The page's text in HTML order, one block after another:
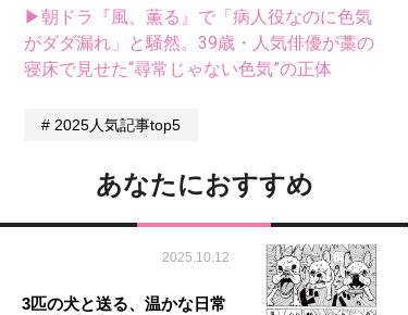
▶朝ドラ『風、薫る』で「病人役なのに色気
がダダ漏れ」と騒然。39歳・人気俳優が藁の
寝床で見せた“尋常じゃない色気”の正体
2025人気記事top5
あなたにおすすめ
2025.10.12
3匹の犬と送る、温かな日常